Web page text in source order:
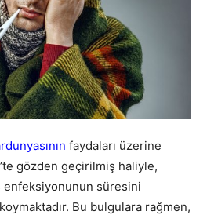
faydaları üzerine
gözden geçirilmiş haliyle,
enfeksiyonunun süresini
Bu bulgulara rağmen,